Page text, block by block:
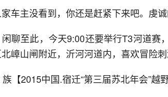
车主没看到，你还是赶紧下来吧。虔
聊至此，今天9:00还要举行T3河道赛
嶂山闸附近，沂河河道内，喜欢冒险刺
【2015中国.宿迁“第三届苏北年会”越